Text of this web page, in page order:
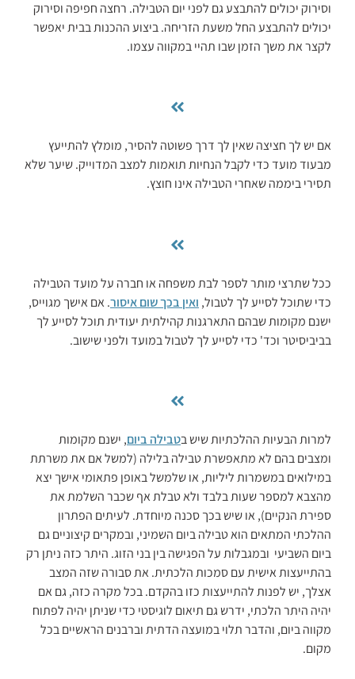
וסירוק יכולים להתבצע גם לפני יום הטבילה. רחצה חפיפה וסירוק
יכולים להתבצע החל משעת הזריחה. ביצוע ההכנות בבית יאפשר
לקצר את משך הזמן שבו תהיי במקווה עצמו.
אם יש לך חציצה שאין לך דרך פשוטה להסיר, מומלץ להתייעץ
מבעוד מועד כדי לקבל הנחיות תואמות למצב המדוייק. שיער שלא
תסירי ביממה שאחרי הטבילה אינו חוצץ.
ככל שתרצי מותר לספר לבת משפחה או חברה על מועד הטבילה
כדי שתוכל לסייע לך לטבול, ואין בכך שום איסור. אם אישך מגוייס,
ישנם מקומות שבהם התארגנות קהילתית יעודית תוכל לסייע לך
בביביסיטר וכד' כדי לסייע לך לטבול במועד ולפני שישוב.
למרות הבעיות ההלכתיות שיש בטבילה ביום, ישנם מקומות
ומצבים בהם לא מתאפשרת טבילה בלילה (למשל אם את משרתת
במילואים במשמרות ליליות, או שלמשל באופן פתאומי אישך יצא
מהצבא למספר שעות בלבד ולא טבלת אף שכבר השלמת את
ספירת הנקיים), או שיש בכך סכנה מיוחדת. לעיתים הפתרון
ההלכתי המתאים הוא טבילה ביום השמיני, ובמקרים קיצוניים גם
ביום השביעי ובמגבלות על הפגישה בין בני הזוג. היתר כזה ניתן רק
בהתייעצות אישית עם סמכות הלכתית. את סבורה שזה המצב
אצלך, יש לפנות להתייעצות כזו בהקדם. בכל מקרה כזה, גם אם
יהיה היתר הלכתי, ידרש גם תיאום לוגיסטי כדי שניתן יהיה לפתוח
מקווה ביום, והדבר תלוי במועצה הדתית וברבנים הראשיים בכל
מקום.